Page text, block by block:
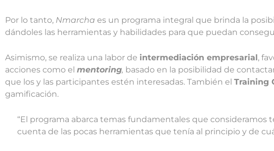
Por lo tanto, Nmarcha es un programa integral que brinda la
dándoles las herramientas y habilidades para que puedan
Asimismo, se realiza una labor de intermediación empresarial,
acciones como el mentoring, basado en la posibilidad de
que los y las participantes estén interesadas. También el Training
gamificación.
“El programa abarca temas fundamentales que
cuenta de las pocas herramientas que tenía al principio y de